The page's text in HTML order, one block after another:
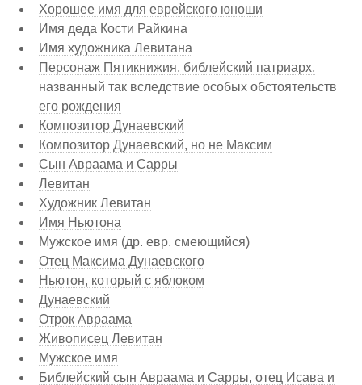
Хорошее имя для еврейского юноши
Имя деда Кости Райкина
Имя художника Левитана
Персонаж Пятикнижия, библейский патриарх,
названный так вследствие особых обстоятельств
его рождения
Композитор Дунаевский
Композитор Дунаевский, но не Максим
Сын Авраама и Сарры
Левитан
Художник Левитан
Имя Ньютона
Мужское имя (др. евр. смеющийся)
Отец Максима Дунаевского
Ньютон, который с яблоком
Дунаевский
Отрок Авраама
Живописец Левитан
Мужское имя
Библейский сын Авраама и Сарры, отец Исава и